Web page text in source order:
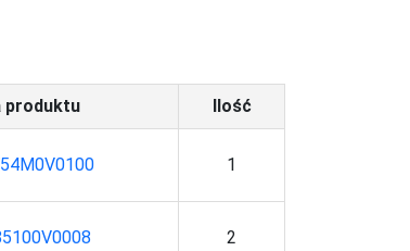
produktu Ilość
1
2